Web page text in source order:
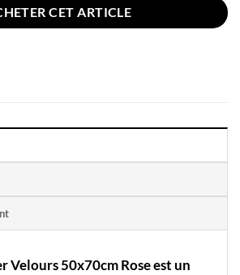
CET ARTICLE
Velours 50x70cm Rose est un